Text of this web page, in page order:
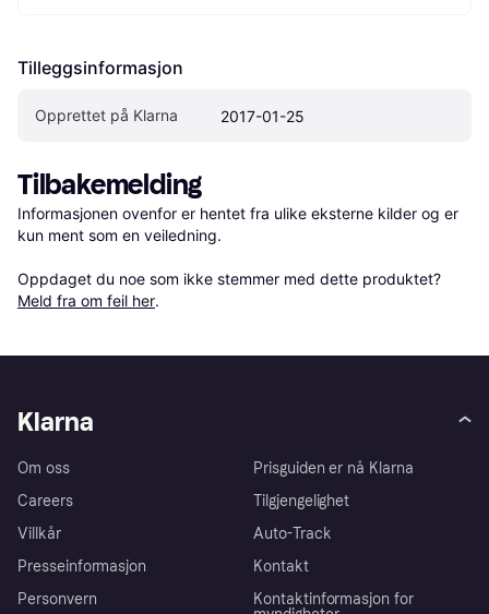
Tilleggsinformasjon
Opprettet på Klarna 2017-01-25
Tilbakemelding
Informasjonen ovenfor er hentet fra ulike eksterne kilder og er
kun ment som en veiledning.
Oppdaget du noe som ikke stemmer med dette produktet?
Meld fra om feil her.
Klarna
Om oss
Careers
Villkår
Presseinformasjon
Personvern
Prisguiden er nå Klarna
Tilgjengelighet
Auto-Track
Kontakt
Kontaktinformasjon for